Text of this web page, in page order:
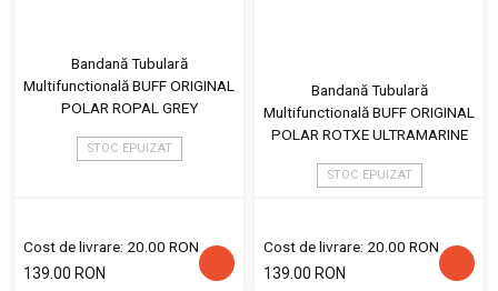
Bandană Tubulară
Multifunctională BUFF ORIGINAL
POLAR ROPAL GREY
STOC EPUIZAT
Cost de livrare: 20.00 RON
139.00 RON
Bandană Tubulară
Multifunctională BUFF ORIGINAL
POLAR ROTXE ULTRAMARINE
STOC EPUIZAT
Cost de livrare: 20.00 RON
139.00 RON